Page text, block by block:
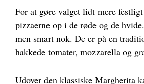
For at gøre valget lidt mere
pizzaerne op i de røde og de
men smart nok. De er på en
hakkede tomater, mozzarella og
Udover den klassiske Margherita